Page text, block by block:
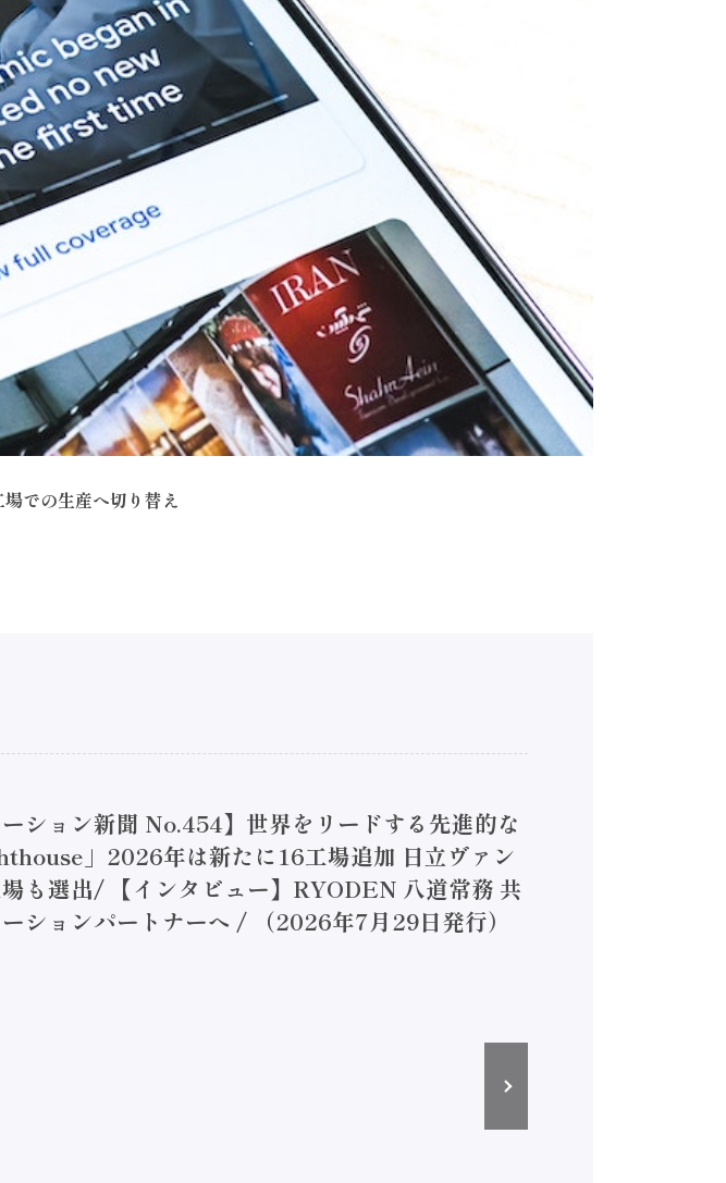
での生産へ切り替え
ーション新聞 No.454】世界をリードする先進的な
」2026年は新たに16工場追加 日立ヴァン
も選出/ 【インタビュー】RYODEN 八道常務 共
ションパートナーへ / （2026年7月29日発行）